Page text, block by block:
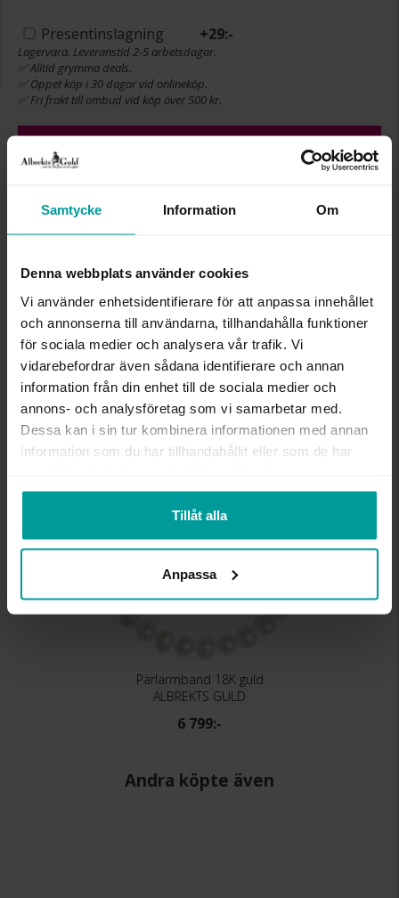
Samtycke Information Om
Denna webbplats använder cookies
Vi använder enhetsidentifierare för att anpassa innehållet
och annonserna till användarna, tillhandahålla funktioner
för sociala medier och analysera vår trafik. Vi
vidarebefordrar även sådana identifierare och annan
information från din enhet till de sociala medier och
annons- och analysföretag som vi samarbetar med.
Dessa kan i sin tur kombinera informationen med annan
information som du har tillhandahållit eller som de har
Tillåt alla
Anpassa
Presentinslagning +29:-
Lagervara. Leveranstid 2-5 arbetsdagar.
✅ Alltid grymma deals.
✅ Öppet köp i 30 dagar vid onlineköp.
✅ Fri frakt till ombud vid köp över 500 kr.
LÄGG I VARUKORGEN
DIAMETER CA (MM)
7-7.5
VARUMÄRKE
Albrekts Guld
MATERIAL
Pärlor,18K guld
STEN/PÄRLA
Odlad sötvattenspärla
VIKT CA (GRAM)
33.40
Liknande produkter
Bästsäljare
Pärlarmband 18K guld
ALBREKTS GULD
6 799:-
Andra köpte även